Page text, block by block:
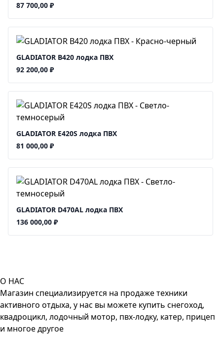
87 700,00 ₽
GLADIATOR B420 лодка ПВХ
92 200,00 ₽
GLADIATOR E420S лодка ПВХ
81 000,00 ₽
GLADIATOR D470AL лодка ПВХ
136 000,00 ₽
О НАС
Магазин специализируется на продаже техники
активного отдыха, у нас вы можете купить снегоход,
квадроцикл, лодочный мотор, пвх-лодку, катер, прицеп
и многое другое